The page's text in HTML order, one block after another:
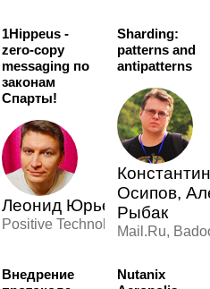
1Hippeus -
zero-copy
messaging по
законам
Спарты!
Леонид Юрьев
Positive Technologies
Sharding:
patterns and
antipatterns
Осипов,
Рыбак
Mail.Ru,
Внедрение
Nutanix